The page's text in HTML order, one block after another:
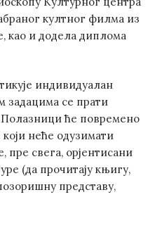
култног филма из
као и додела диплома
индивидуалан
задацима се прати
Полазници ће повремено
који неће одузимати
свега, орјентисани
(да прочитају књигу,
представу,